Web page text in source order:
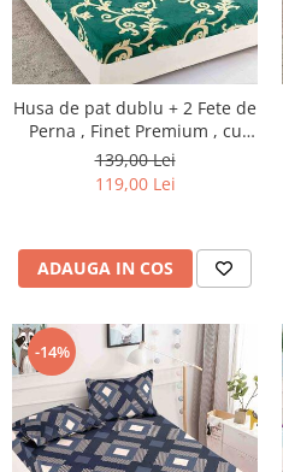
Husa de pat dublu + 2 Fete de
Perna , Finet Premium , cu
elastic , HP54
139,00 Lei
119,00 Lei
ADAUGA IN COS
-14%